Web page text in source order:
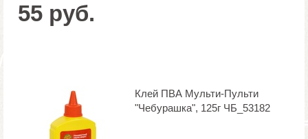
55 руб.
Клей ПВА Мульти-Пульти
"Чебурашка", 125г ЧБ_53182